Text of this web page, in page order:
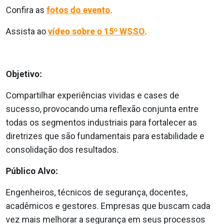
Confira as fotos do evento.
Assista aovídeo sobre o 15º WSSO.
Objetivo:
Compartilhar experiências vividas e cases de
sucesso, provocando uma reflexão conjunta entre
todas os segmentos industriais para fortalecer as
diretrizes que são fundamentais para estabilidade e
consolidação dos resultados.
Público Alvo:
Engenheiros, técnicos de segurança, docentes,
acadêmicos e gestores. Empresas que buscam cada
vez mais melhorar a segurança em seus processos